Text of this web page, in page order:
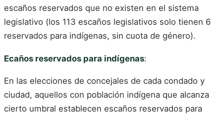
escaños reservados que no existen en el sistema
legislativo (los 113 escaños legislativos solo tienen 6
reservados para indígenas, sin cuota de género).
Ecaños reservados para indígenas:
En las elecciones de concejales de cada condado y
ciudad, aquellos con población indígena que alcanza
cierto umbral establecen escaños reservados para